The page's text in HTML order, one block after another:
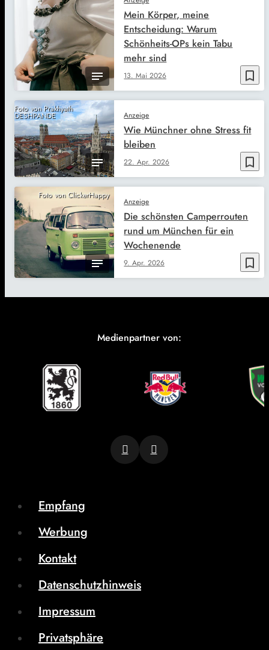
bookmark_border
13. Mai 2026
Mein Körper, meine
Entscheidung: Warum
Schönheits-OPs kein Tabu
mehr sind
Foto von Prakhyath
DESHPANDE
bookmark_border
Anzeige
22. Apr. 2026
Wie Münchner ohne Stress fit
bleiben
Foto von ClickerHappy
bookmark_border
Anzeige
9. Apr. 2026
Die schönsten Camperrouten
rund um München für ein
Wochenende
Medienpartner von:
Empfang
Werbung
Kontakt
Datenschutzhinweis
Impressum
Privatsphäre